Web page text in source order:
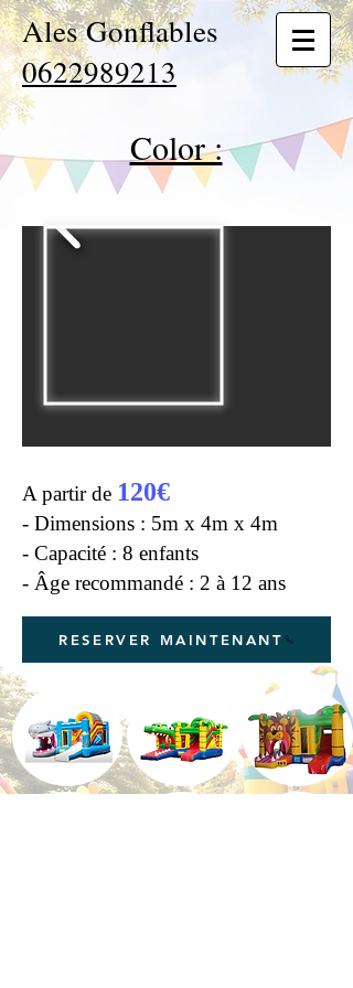
Ales Gonflables
0622989213
Color :
A partir de 120€
- Dimensions : 5m x 4m x 4m
- Capacité : 8 enfants
- Âge recommandé : 2 à 12 ans
RESERVER MAINTENANT